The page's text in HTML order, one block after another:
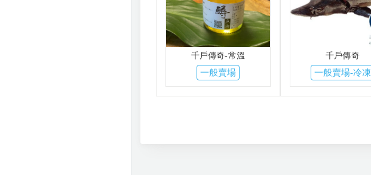
千戶傳奇-常溫
一般賣場
千戶傳奇
一般賣場-冷凍